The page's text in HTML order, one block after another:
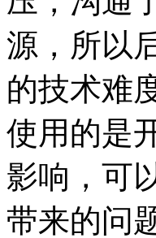
源，所以
的技术难
使用的是
影响，可
带来的问